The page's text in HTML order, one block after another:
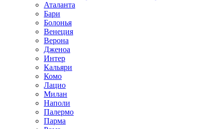
Аталанта
Бари
Болонья
Венеция
Верона
Дженоа
Интер
Кальяри
Комо
Лацио
Милан
Наполи
Палермо
Парма